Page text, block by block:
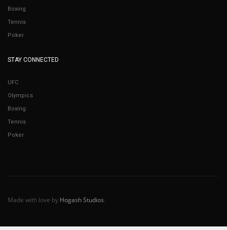
Boxing
Tennis
Poker
STAY CONNECTED
UFC
Olympics
Boxing
Tennis
Poker
Made with love by Hogash Studios.